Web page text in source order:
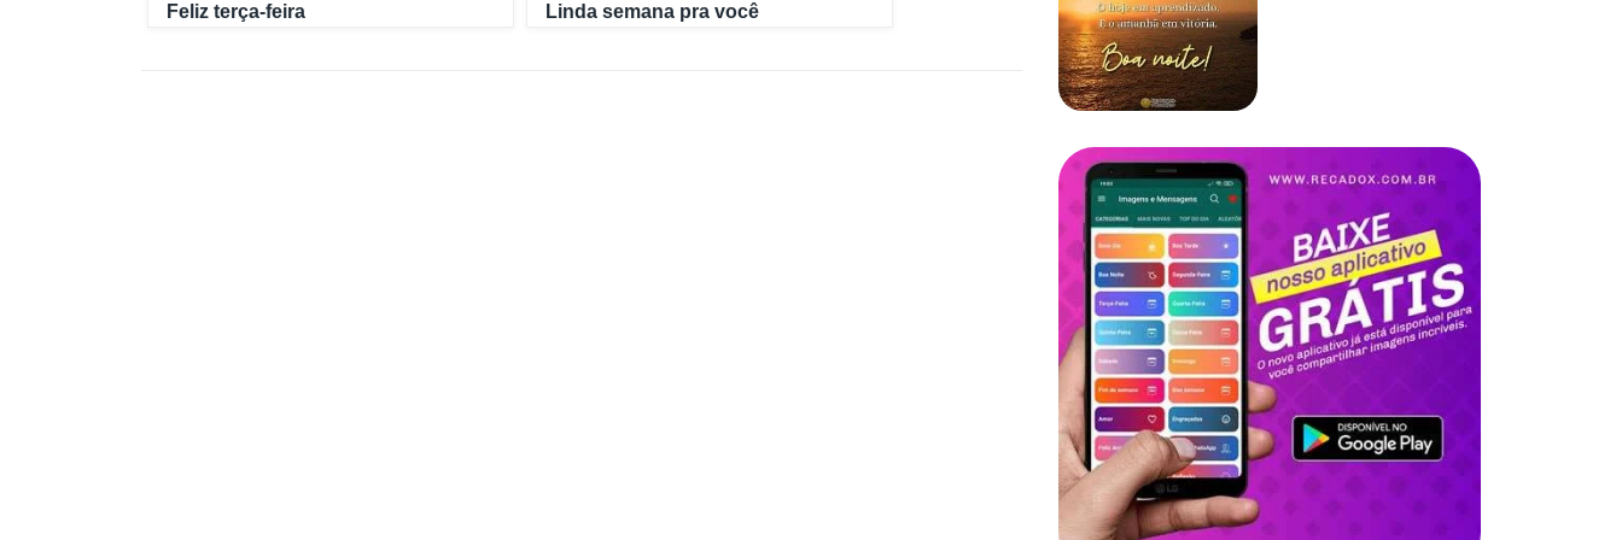
Feliz terça-feira Linda semana pra você